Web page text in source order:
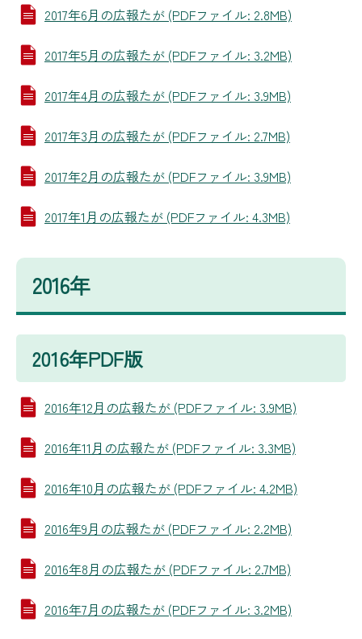
2017年6月の広報たが (PDFファイル: 2.8MB)
2017年5月の広報たが (PDFファイル: 3.2MB)
2017年4月の広報たが (PDFファイル: 3.9MB)
2017年3月の広報たが (PDFファイル: 2.7MB)
2017年2月の広報たが (PDFファイル: 3.9MB)
2017年1月の広報たが (PDFファイル: 4.3MB)
2016年
2016年PDF版
2016年12月の広報たが (PDFファイル: 3.9MB)
2016年11月の広報たが (PDFファイル: 3.3MB)
2016年10月の広報たが (PDFファイル: 4.2MB)
2016年9月の広報たが (PDFファイル: 2.2MB)
2016年8月の広報たが (PDFファイル: 2.7MB)
2016年7月の広報たが (PDFファイル: 3.2MB)